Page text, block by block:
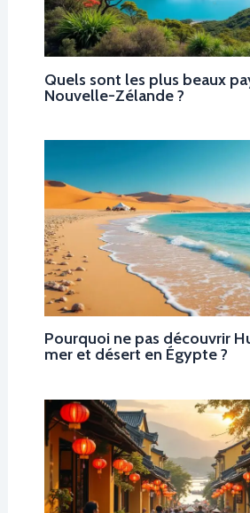
Quels sont les plus beaux
Nouvelle-Zélande ?
Pourquoi ne pas découvrir
mer et désert en Égypte ?